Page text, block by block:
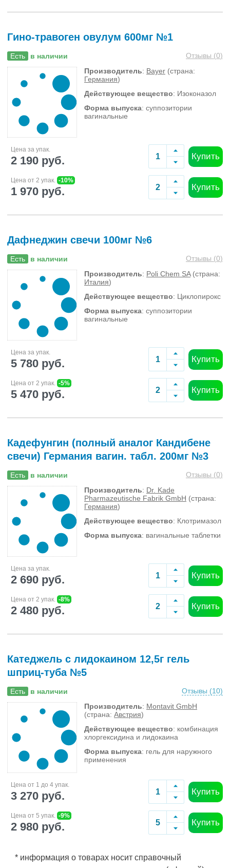
Гино-травоген овулум 600мг №1
Есть в наличии Отзывы (0)
Производитель: Bayer (страна:
Германия)
Действующее вещество: Изоконазол
Форма выпуска: суппозитории
вагинальные
Цена за упак.
2 190 руб. Купить
Цена от 2 упак. -10%
1 970 руб. Купить
Дафнеджин свечи 100мг №6
Есть в наличии Отзывы (0)
Производитель: Poli Chem SA(страна:
Италия)
Действующее вещество: Циклопирокс
Форма выпуска: суппозитории
вагинальные
Цена за упак.
5 780 руб. Купить
Цена от 2 упак. -5%
5 470 руб. Купить
Кадефунгин (полный аналог Кандибене
свечи) Германия вагин. табл. 200мг №3
Есть в наличии Отзывы (0)
Производитель: Dr. Kade
Pharmazeutische Fabrik GmbH (страна:
Германия)
Действующее вещество: Клотримазол
Форма выпуска: вагинальные таблетки
Цена за упак.
2 690 руб. Купить
Цена от 2 упак. -8%
2 480 руб. Купить
Катеджель с лидокаином 12,5г гель
шприц-туба №5
Есть в наличии Отзывы (10)
Производитель: Montavit GmbH
(страна: Австрия)
Действующее вещество: комбинация
хлоргексидина и лидокаина
Форма выпуска: гель для наружного
применения
Цена от 1 до 4 упак.
3 270 руб. Купить
Цена от 5 упак. -9%
2 980 руб. Купить
* информация о товарах носит справочный